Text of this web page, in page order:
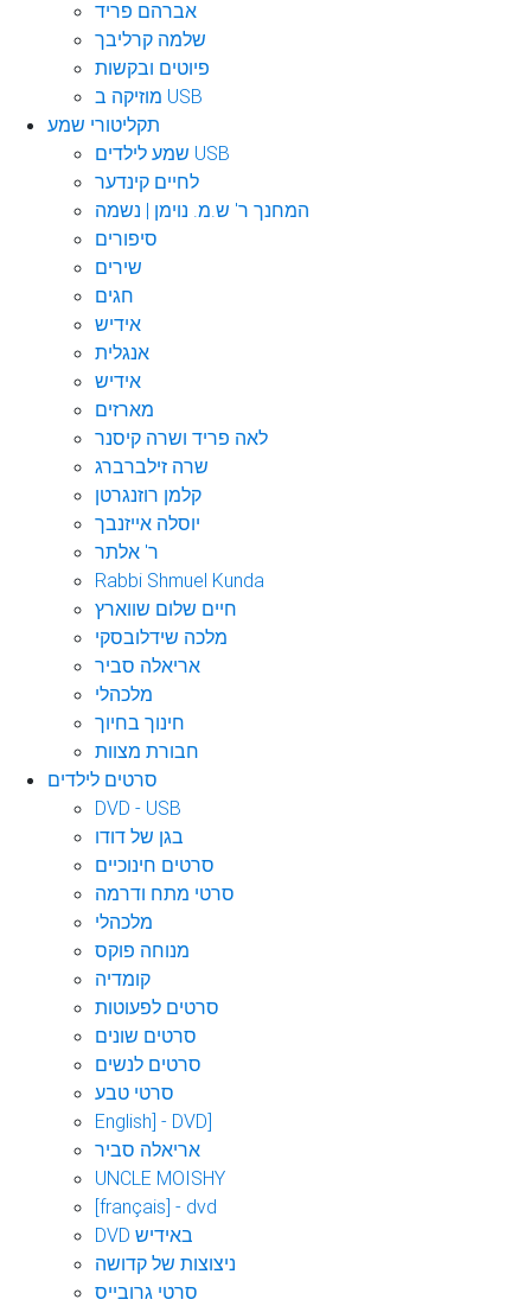
אברהם פריד
שלמה קרליבך
פיוטים ובקשות
מוזיקה ב USB
תקליטורי שמע
שמע לילדים USB
לחיים קינדער
המחנך ר' ש.מ. נוימן | נשמה
סיפורים
שירים
חגים
אידיש
אנגלית
אידיש
מארזים
לאה פריד ושרה קיסנר
שרה זילברברג
קלמן רוזנגרטן
יוסלה אייזנבך
ר' אלתר
Rabbi Shmuel Kunda
חיים שלום שווארץ
מלכה שידלובסקי
אריאלה סביר
מלכהלי
חינוך בחיוך
חבורת מצוות
סרטים לילדים
DVD - USB
בגן של דודו
סרטים חינוכיים
סרטי מתח ודרמה
מלכהלי
מנוחה פוקס
קומדיה
סרטים לפעוטות
סרטים שונים
סרטים לנשים
סרטי טבע
English] - DVD]
אריאלה סביר
UNCLE MOISHY
[français] - dvd
DVD באידיש
ניצוצות של קדושה
סרטי גרובייס